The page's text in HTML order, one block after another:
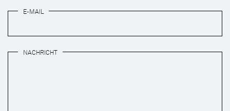
E-MAIL
NACHRICHT